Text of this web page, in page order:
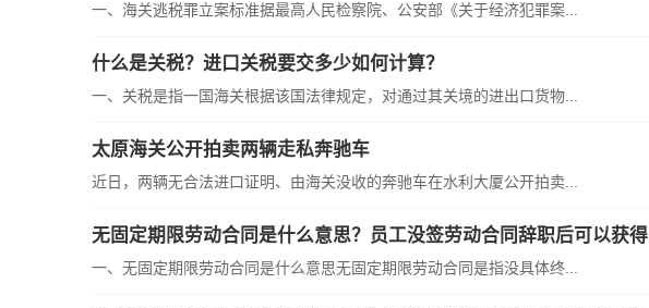
一、海关逃税罪立案标准据最高人民检察院、公安部《关于经济犯罪案...
什么是关税？进口关税要交多少如何计算？
一、关税是指一国海关根据该国法律规定，对通过其关境的进出口货物...
太原海关公开拍卖两辆走私奔驰车
近日，两辆无合法进口证明、由海关没收的奔驰车在水利大厦公开拍卖...
一、无固定期限劳动合同是什么意思无固定期限劳动合同是指没具体终...